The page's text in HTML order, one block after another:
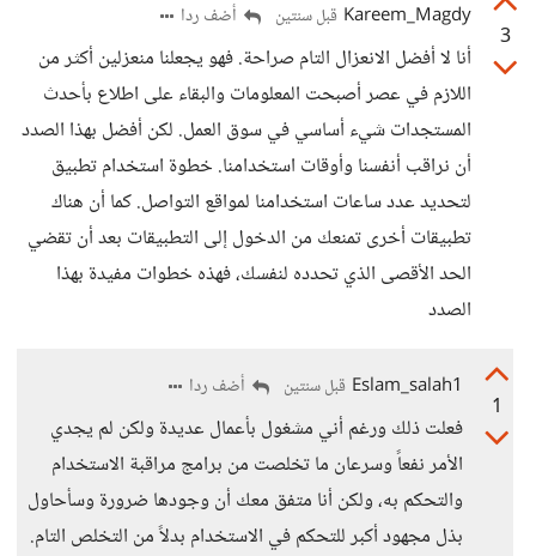
3
Kareem_Magdy قبل سنتين أضف ردا
أنا لا أفضل الانعزال التام صراحة. فهو يجعلنا منعزلين أكثر من
اللازم في عصر أصبحت المعلومات والبقاء على اطلاع بأحدث
المستجدات شيء أساسي في سوق العمل. لكن أفضل بهذا الصدد
أن نراقب أنفسنا وأوقات استخدامنا. خطوة استخدام تطبيق
لتحديد عدد ساعات استخدامنا لمواقع التواصل. كما أن هناك
تطبيقات أخرى تمنعك من الدخول إلى التطبيقات بعد أن تقضي
الحد الأقصى الذي تحدده لنفسك، فهذه خطوات مفيدة بهذا
الصدد
1
Eslam_salah1 قبل سنتين أضف ردا
فعلت ذلك ورغم أني مشغول بأعمال عديدة ولكن لم يجدي
الأمر نفعاً وسرعان ما تخلصت من برامج مراقبة الاستخدام
والتحكم به، ولكن أنا متفق معك أن وجودها ضرورة وسأحاول
بذل مجهود أكبر للتحكم في الاستخدام بدلاً من التخلص التام.